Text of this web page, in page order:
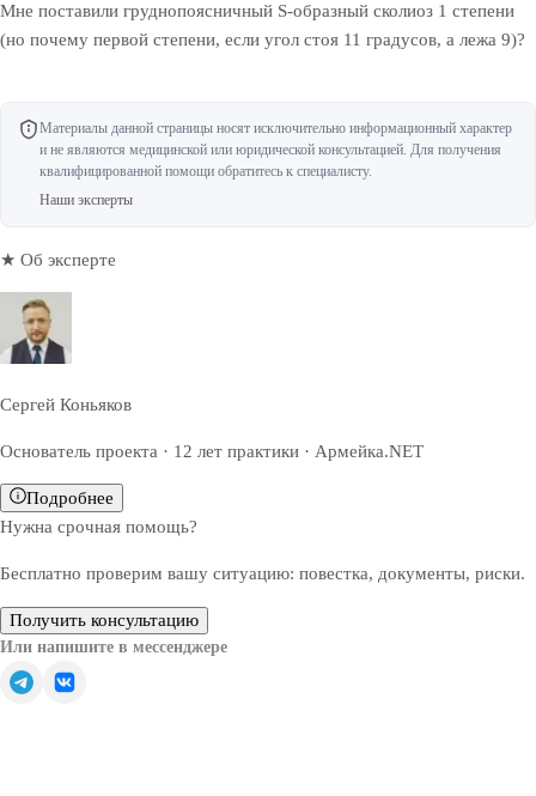
Мне поставили груднопоясничный S-образный сколиоз 1 степени
(но почему первой степени, если угол стоя 11 градусов, а лежа 9)?
Материалы данной страницы носят исключительно информационный характер
и не являются медицинской или юридической консультацией. Для получения
квалифицированной помощи обратитесь к специалисту.
Наши эксперты
★ Об эксперте
Сергей Коньяков
Основатель проекта · 12 лет практики · Армейка.NET
Подробнее
Нужна срочная помощь?
Бесплатно проверим вашу ситуацию: повестка, документы, риски.
Получить консультацию
Или напишите в мессенджере